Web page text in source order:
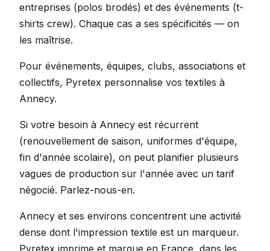
entreprises (polos brodés) et des événements (t-
shirts crew). Chaque cas a ses spécificités — on
les maîtrise.
Pour événements, équipes, clubs, associations et
collectifs, Pyretex personnalise vos textiles à
Annecy.
Si votre besoin à Annecy est récurrent
(renouvellement de saison, uniformes d'équipe,
fin d'année scolaire), on peut planifier plusieurs
vagues de production sur l'année avec un tarif
négocié. Parlez-nous-en.
Annecy et ses environs concentrent une activité
dense dont l'impression textile est un marqueur.
Pyretex imprime et marque en France, dans les